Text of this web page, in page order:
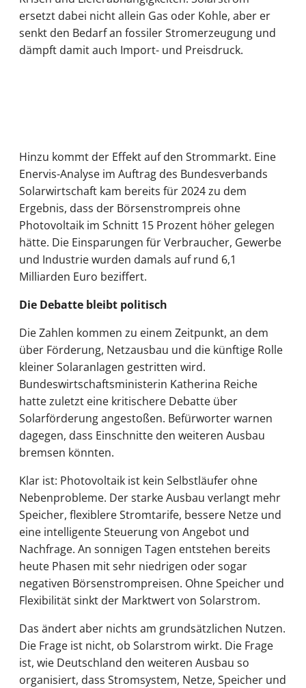
ersetzt dabei nicht allein Gas oder Kohle, aber er
senkt den Bedarf an fossiler Stromerzeugung und
dämpft damit auch Import- und Preisdruck.
Hinzu kommt der Effekt auf den Strommarkt. Eine
Enervis-Analyse im Auftrag des Bundesverbands
Solarwirtschaft kam bereits für 2024 zu dem
Ergebnis, dass der Börsenstrompreis ohne
Photovoltaik im Schnitt 15 Prozent höher gelegen
hätte. Die Einsparungen für Verbraucher, Gewerbe
und Industrie wurden damals auf rund 6,1
Milliarden Euro beziffert.
Die Debatte bleibt politisch
Die Zahlen kommen zu einem Zeitpunkt, an dem
über Förderung, Netzausbau und die künftige Rolle
kleiner Solaranlagen gestritten wird.
Bundeswirtschaftsministerin Katherina Reiche
hatte zuletzt eine kritischere Debatte über
Solarförderung angestoßen. Befürworter warnen
dagegen, dass Einschnitte den weiteren Ausbau
bremsen könnten.
Klar ist: Photovoltaik ist kein Selbstläufer ohne
Nebenprobleme. Der starke Ausbau verlangt mehr
Speicher, flexiblere Stromtarife, bessere Netze und
eine intelligente Steuerung von Angebot und
Nachfrage. An sonnigen Tagen entstehen bereits
heute Phasen mit sehr niedrigen oder sogar
negativen Börsenstrompreisen. Ohne Speicher und
Flexibilität sinkt der Marktwert von Solarstrom.
Das ändert aber nichts am grundsätzlichen Nutzen.
Die Frage ist nicht, ob Solarstrom wirkt. Die Frage
ist, wie Deutschland den weiteren Ausbau so
organisiert, dass Stromsystem, Netze, Speicher und